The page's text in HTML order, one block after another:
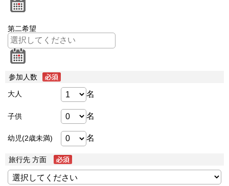
第二希望
参加人数
大人 名
子供 名
幼児(2歳未満) 名
旅行先 方面